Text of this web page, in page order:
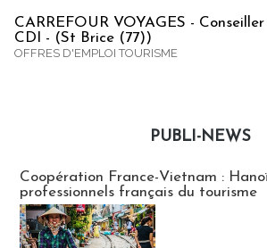
CARREFOUR VOYAGES -
CDI - (St Brice (77))
OFFRES D'EMPLOI TOURISME
PUBLI-NEWS
Coopération France-Vietnam :
professionnels français du tourisme